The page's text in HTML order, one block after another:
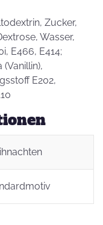
Zucker,
Wasser,
E466, E414;
E202,